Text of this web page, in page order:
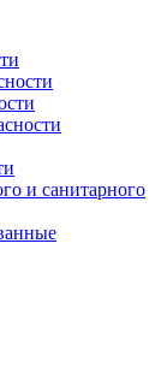
и санитарного